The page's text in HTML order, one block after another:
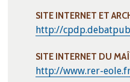
SITE INTERNET ET
http://
SITE INTERNET DU
http://www.rer-